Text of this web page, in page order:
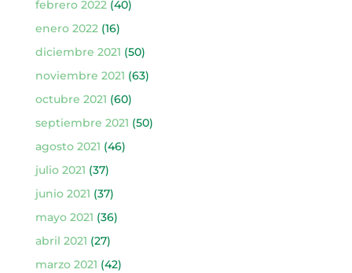
febrero 2022(40)
enero 2022(16)
diciembre 2021 (50)
noviembre 2021 (63)
octubre 2021 (60)
septiembre 2021 (50)
agosto 2021 (46)
julio 2021 (37)
junio 2021 (37)
mayo 2021 (36)
abril 2021 (27)
marzo 2021 (42)